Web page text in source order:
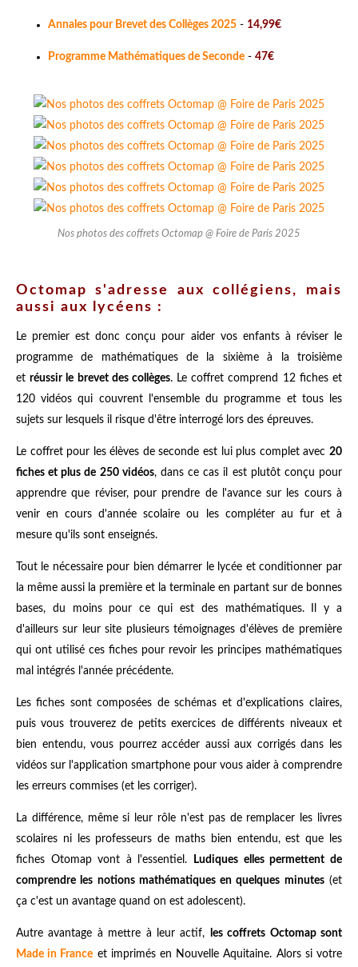
Annales pour Brevet des Collèges 2025 - 14,99€
Programme Mathématiques de Seconde - 47€
Nos photos des coffrets Octomap @ Foire de Paris 2025
Octomap s'adresse aux collégiens, mais
aussi aux lycéens :
Le premier est donc conçu pour aider vos enfants à réviser le
programme de mathématiques de la sixième à la troisième
etréussir le brevet des collèges. Le coffret comprend 12 fiches et
120 vidéos qui couvrent l'ensemble du programme et tous les
sujets sur lesquels il risque d'être interrogé lors des épreuves.
Le coffret pour les élèves de seconde est lui plus complet avec 20
fiches et plus de 250 vidéos, dans ce cas il est plutôt conçu pour
apprendre que réviser, pour prendre de l'avance sur les cours à
venir en cours d'année scolaire ou les compléter au fur et à
mesure qu'ils sont enseignés.
Tout le nécessaire pour bien démarrer le lycée et conditionner par
la même aussi la première et la terminale en partant sur de bonnes
bases, du moins pour ce qui est des mathématiques. Il y a
d'ailleurs sur leur site plusieurs témoignages d'élèves de première
qui ont utilisé ces fiches pour revoir les principes mathématiques
mal intégrés l'année précédente.
Les fiches sont composées de schémas et d'explications claires,
puis vous trouverez de petits exercices de différents niveaux et
bien entendu, vous pourrez accéder aussi aux corrigés dans les
vidéos sur l'application smartphone pour vous aider à comprendre
les erreurs commises (et les corriger).
La différence, même si leur rôle n'est pas de remplacer les livres
scolaires ni les professeurs de maths bien entendu, est que les
fiches Otomap vont à l'essentiel.
Ludiques elles permettent de
comprendre les notions mathématiques en quelques minutes(et
ça c'est un avantage quand on est adolescent).
Autre avantage à mettre à leur actif,
les coffrets Octomap sont
Made in France et imprimés en Nouvelle Aquitaine. Alors si votre